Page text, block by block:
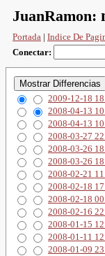
JuanRamon:
Portada | Indice De
Conectar:
2009-12-18
2008-04-13
2008-04-13
2008-03-27
2008-03-26
2008-03-26
2008-02-21
2008-02-18
2008-02-18
2008-02-16
2008-01-15
2008-01-11
2008-01-09